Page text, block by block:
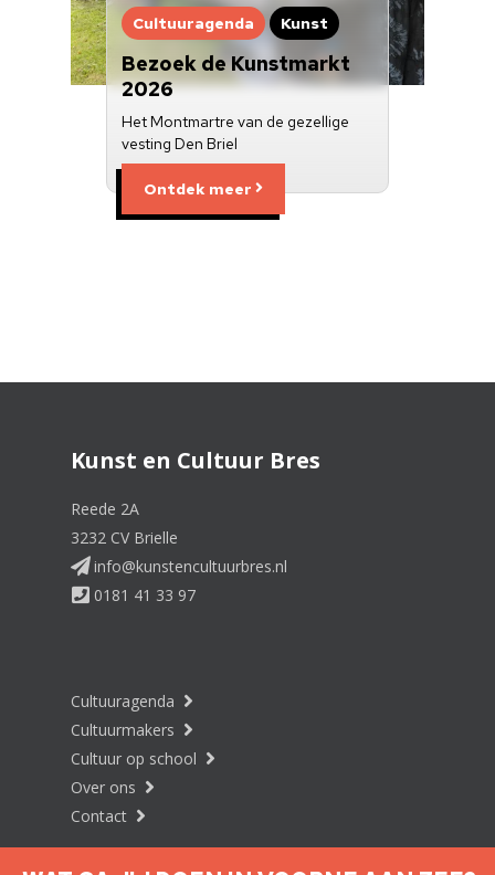
Cultuuragenda Kunst
Bezoek de Kunstmarkt
2026
Het Montmartre van de gezellige
vesting Den Briel
Ontdek meer
Kunst en Cultuur Bres
Reede 2A
3232 CV Brielle
info@kunstencultuurbres.nl
0181 41 33 97
Cultuuragenda
Cultuurmakers
Cultuur op school
Over ons
Contact